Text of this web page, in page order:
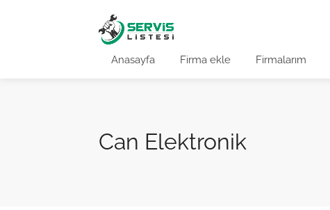
Anasayfa Firma ekle Firmalarım
Can Elektronik